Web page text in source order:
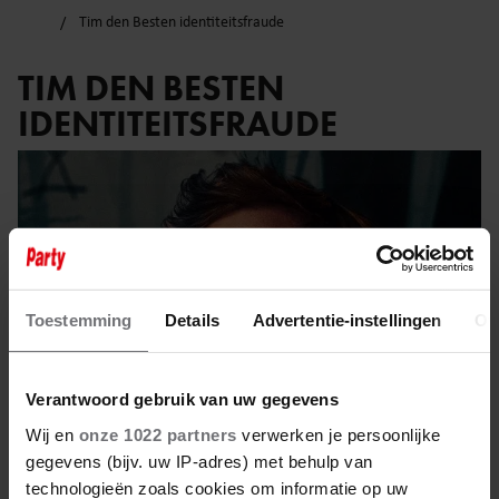
Toestemming Details Advertentie-instellingen
Verantwoord gebruik van uw gegevens
Wij en onze 1022 partners verwerken je persoonlijke
gegevens (bijv. uw IP-adres) met behulp van
technologieën zoals cookies om informatie op uw
Tim den Besten identiteitsfraude
TIM DEN BESTEN
IDENTITEITSFRAUDE